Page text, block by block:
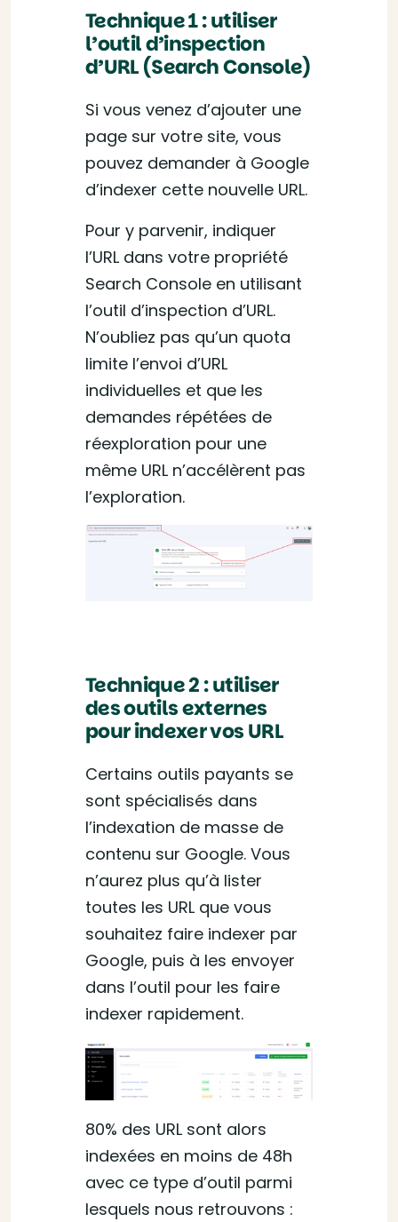
Technique 1 : utiliser
l’outil d’inspection
d’URL (Search Console)
Si vous venez d’ajouter une
page sur votre site, vous
pouvez demander à Google
d’indexer cette nouvelle URL.
Pour y parvenir, indiquer
l’URL dans votre propriété
Search Console en utilisant
l’outil d’inspection d’URL.
N’oubliez pas qu’un quota
limite l’envoi d’URL
individuelles et que les
demandes répétées de
réexploration pour une
même URL n’accélèrent pas
l’exploration.
Technique 2 : utiliser
des outils externes
pour indexer vos URL
Certains outils payants se
sont spécialisés dans
l’indexation de masse de
contenu sur Google. Vous
n’aurez plus qu’à lister
toutes les URL que vous
souhaitez faire indexer par
Google, puis à les envoyer
dans l’outil pour les faire
indexer rapidement.
80% des URL sont alors
indexées en moins de 48h
avec ce type d’outil parmi
lesquels nous retrouvons :